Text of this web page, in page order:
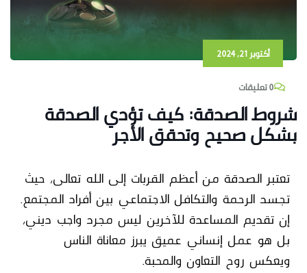
أكتوبر 21, 2024
0 تعليقات
شروط الصدقة: كيف تؤدي الصدقة
بشكل صحيح وتحقق الأجر
تعتبرالصدقة من أعظم القربات إلىالله تعالى، حيث
تجسد الرحمة والتكافل الاجتماعي بين أفراد المجتمع.
إن تقديم المساعدة للآخرين ليس مجرد واجب ديني،
بل هو عمل إنساني عميق يبرز معاناة الناس
ويعكس روح التعاون والمحبة.